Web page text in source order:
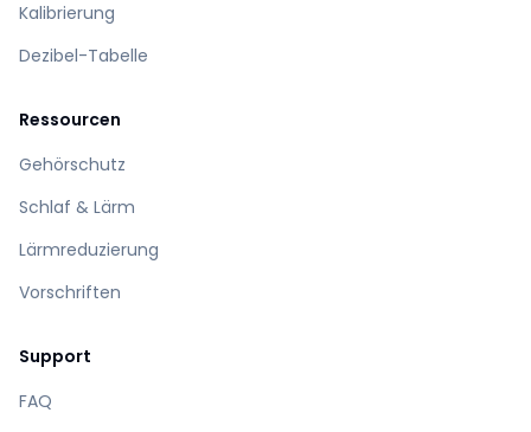
Kalibrierung
Dezibel-Tabelle
Ressourcen
Gehörschutz
Schlaf & Lärm
Lärmreduzierung
Vorschriften
Support
FAQ